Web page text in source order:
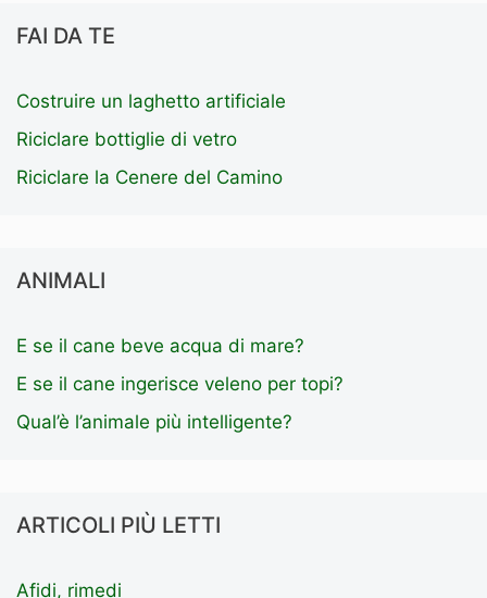
FAI DA TE
Costruire un laghetto artificiale
Riciclare bottiglie di vetro
Riciclare la Cenere del Camino
ANIMALI
E se il cane beve acqua di mare?
E se il cane ingerisce veleno per topi?
Qual’è l’animale più intelligente?
ARTICOLI PIÙ LETTI
Afidi, rimedi